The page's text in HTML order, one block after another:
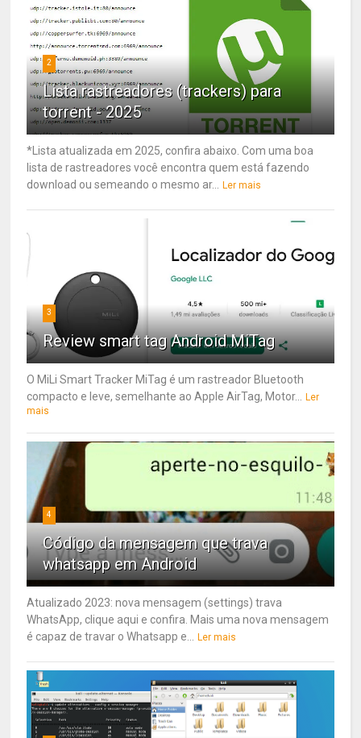
2
Lista rastreadores (trackers) para
torrent - 2025
*Lista atualizada em 2025, confira abaixo. Com uma boa
lista de rastreadores você encontra quem está fazendo
download ou semeando o mesmo ar...
Ler mais
3
Review smart tag Android MiTag
O MiLi Smart Tracker MiTag é um rastreador Bluetooth
compacto e leve, semelhante ao Apple AirTag, Motor...
Ler
mais
4
Código da mensagem que trava
whatsapp em Android
Atualizado 2023: nova mensagem (settings) trava
WhatsApp, clique aqui e confira. Mais uma nova mensagem
é capaz de travar o Whatsapp e...
Ler mais